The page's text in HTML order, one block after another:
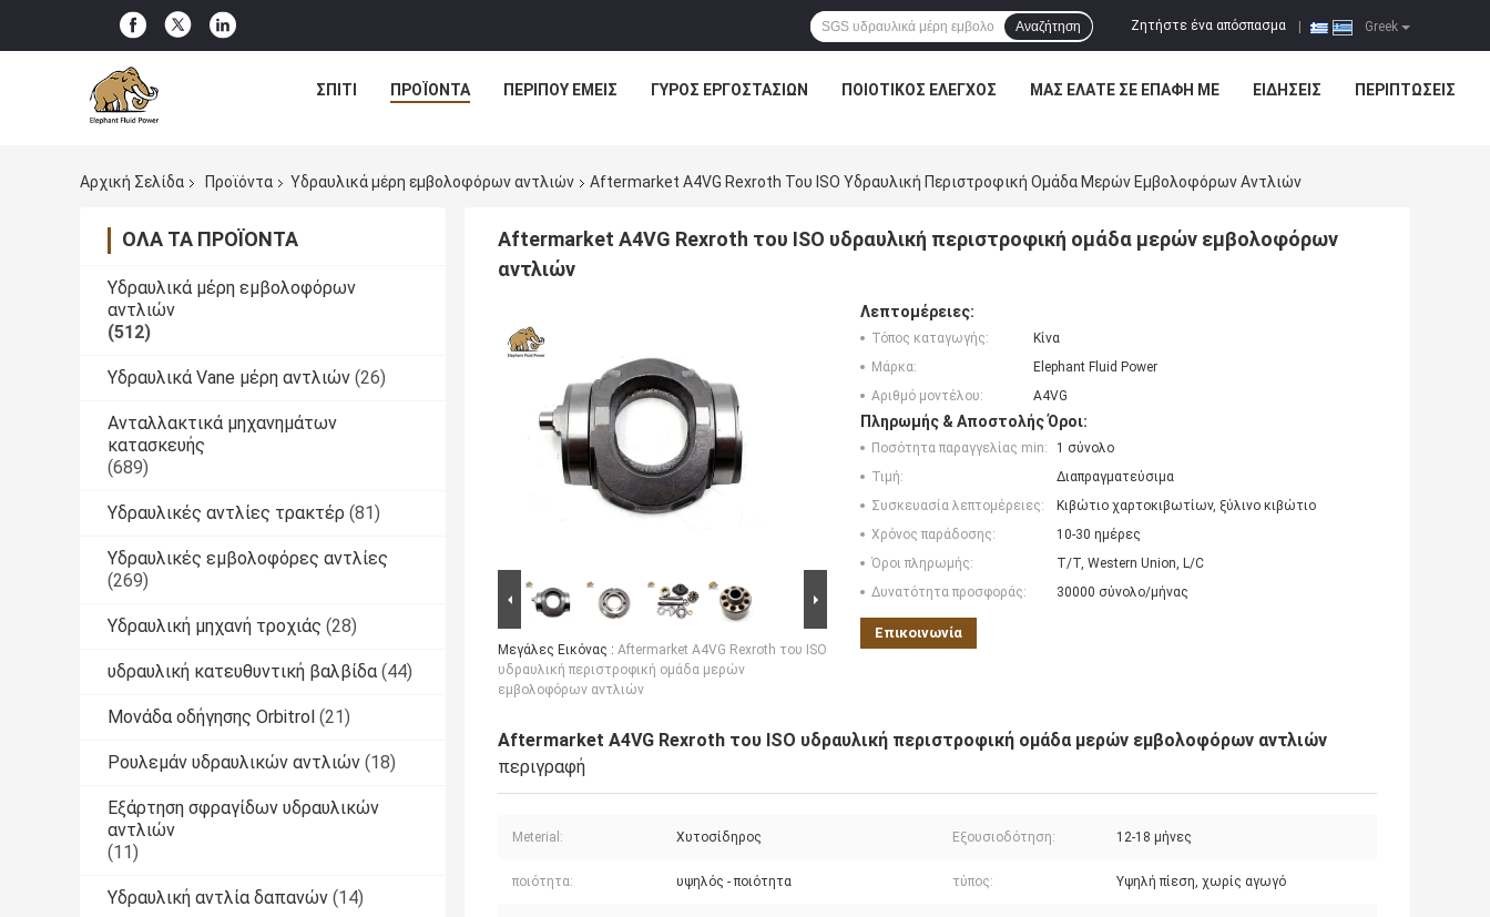
Greek
Ζητήστε ένα απόσπασμα
Αναζήτηση
ΣΠΊΤΙ ΠΡΟΪΌΝΤΑ ΠΕΡΊΠΟΥ ΕΜΕΊΣ ΓΎΡΟΣ ΕΡΓΟΣΤΑΣΊΩΝ ΠΟΙΟΤΙΚΌΣ ΈΛΕΓΧΟΣ ΜΑΣ ΕΛΆΤΕ ΣΕ ΕΠΑΦΉ ΜΕ ΕΙΔΉΣΕΙΣ ΠΕΡΙΠΤΏΣΕΙΣ
Αρχική Σελίδα Προϊόντα Υδραυλικά μέρη εμβολοφόρων αντλιών Aftermarket A4VG Rexroth Του ISO Υδραυλική Περιστροφική Ομάδα Μερών Εμβολοφόρων Αντλιών
ΌΛΑ ΤΑ ΠΡΟΪΌΝΤΑ
Υδραυλικά μέρη εμβολοφόρων
αντλιών
(512)
Υδραυλικά Vane μέρη αντλιών (26)
Ανταλλακτικά μηχανημάτων
κατασκευής
(689)
Υδραυλικές αντλίες τρακτέρ (81)
Υδραυλικές εμβολοφόρες αντλίες
(269)
Υδραυλική μηχανή τροχιάς (28)
υδραυλική κατευθυντική βαλβίδα (44)
Μονάδα οδήγησης Orbitrol (21)
Ρουλεμάν υδραυλικών αντλιών (18)
Εξάρτηση σφραγίδων υδραυλικών
αντλιών
(11)
Υδραυλική αντλία δαπανών (14)
Aftermarket A4VG Rexroth του ISO υδραυλική περιστροφική ομάδα μερών εμβολοφόρων
αντλιών
Μεγάλες Εικόνας : Aftermarket A4VG Rexroth του ISO
υδραυλική περιστροφική ομάδα μερών
εμβολοφόρων αντλιών
Λεπτομέρειες:
Τόπος καταγωγής:
Κίνα
Μάρκα:
Elephant Fluid Power
Αριθμό μοντέλου:
A4VG
Πληρωμής & Αποστολής Όροι:
Ποσότητα παραγγελίας min:
1 σύνολο
Τιμή:
Διαπραγματεύσιμα
Συσκευασία λεπτομέρειες:
Κιβώτιο χαρτοκιβωτίων, ξύλινο κιβώτιο
Χρόνος παράδοσης:
10-30 ημέρες
Όροι πληρωμής:
T/T, Western Union, L/C
Δυνατότητα προσφοράς:
30000 σύνολο/μήνας
Επικοινωνία
Aftermarket A4VG Rexroth του ISO υδραυλική περιστροφική ομάδα μερών εμβολοφόρων αντλιών
περιγραφή
Meterial: Χυτοσίδηρος Εξουσιοδότηση: 12-18 μήνες
ποιότητα: υψηλός - ποιότητα τύπος: Υψηλή πίεση, χωρίς αγωγό